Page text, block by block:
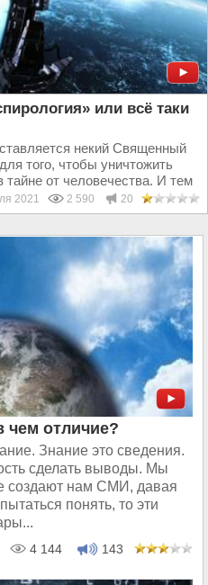
или всё таки
некий Священный
того, чтобы уничтожить
от человечества. И тем
не более...
2021 2 590 20
чем отличие?
Знание это сведения.
сделать выводы. Мы
создают нам СМИ, давая
понять, то эти
4 144 143